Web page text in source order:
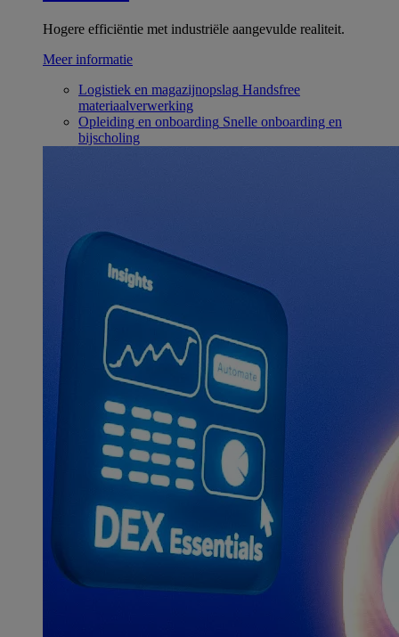
Hogere efficiëntie met industriële aangevulde realiteit.
Meer informatie
Logistiek en magazijnopslag Handsfree
materiaalverwerking
Opleiding en onboarding Snelle onboarding en
bijscholing